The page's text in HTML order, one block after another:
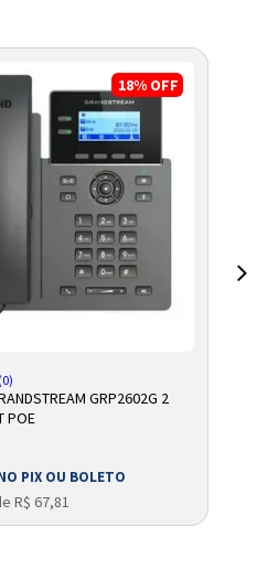
A SACOLA
18% OFF
(0)
GRP2602G 2
POE
PIX OU BOLETO
R$ 67,81